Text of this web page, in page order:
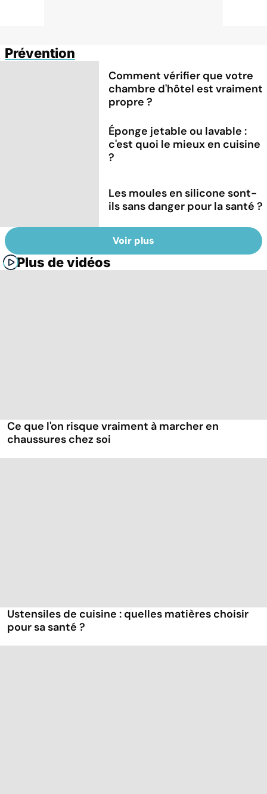
Prévention
Comment vérifier que votre
chambre d'hôtel est vraiment
propre ?
Éponge jetable ou lavable :
c'est quoi le mieux en cuisine
?
Les moules en silicone sont-
ils sans danger pour la santé ?
Voir plus
Plus de vidéos
Ce que l'on risque vraiment à marcher en
chaussures chez soi
Ustensiles de cuisine : quelles matières choisir
pour sa santé ?